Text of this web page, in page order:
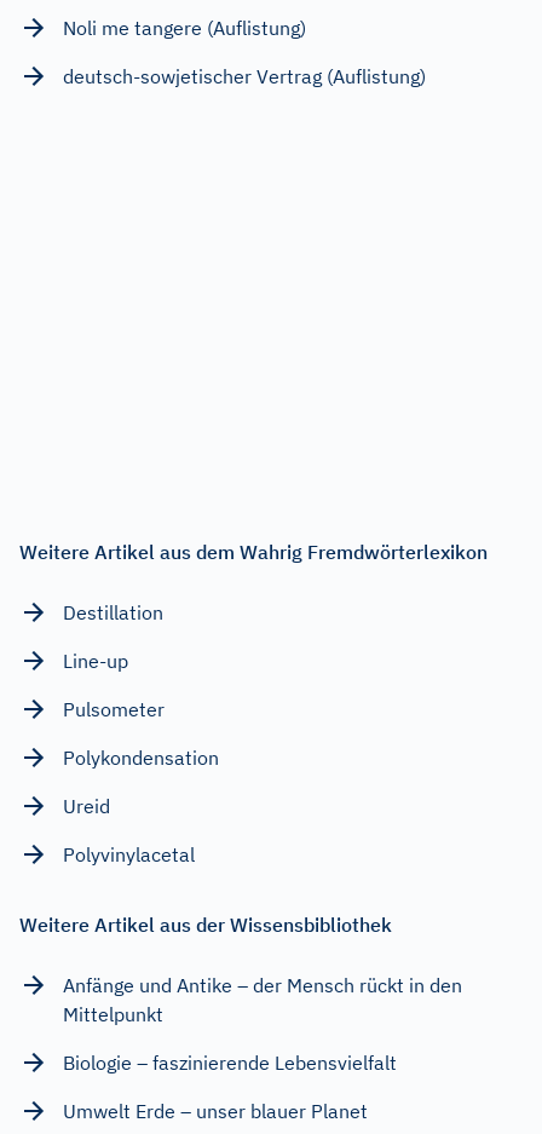
Noli me tangere (Auflistung)
deutsch-sowjetischer Vertrag (Auflistung)
Weitere Artikel aus dem Wahrig Fremdwörterlexikon
Destillation
Line-up
Pulsometer
Polykondensation
Ureid
Polyvinylacetal
Weitere Artikel aus der Wissensbibliothek
Anfänge und Antike – der Mensch rückt in den
Mittelpunkt
Biologie – faszinierende Lebensvielfalt
Umwelt Erde – unser blauer Planet